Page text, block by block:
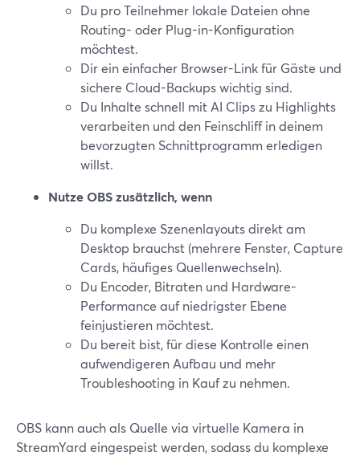
Du pro Teilnehmer lokale Dateien ohne
Routing- oder Plug-in-Konfiguration
möchtest.
Dir ein einfacher Browser-Link für Gäste und
sichere Cloud-Backups wichtig sind.
Du Inhalte schnell mit AI Clips zu Highlights
verarbeiten und den Feinschliff in deinem
bevorzugten Schnittprogramm erledigen
willst.
Nutze OBS zusätzlich, wenn
Du komplexe Szenenlayouts direkt am
Desktop brauchst (mehrere Fenster, Capture
Cards, häufiges Quellenwechseln).
Du Encoder, Bitraten und Hardware-
Performance auf niedrigster Ebene
feinjustieren möchtest.
Du bereit bist, für diese Kontrolle einen
aufwendigeren Aufbau und mehr
Troubleshooting in Kauf zu nehmen.
OBS kann auch als Quelle via virtuelle Kamera in
StreamYard eingespeist werden, sodass du komplexe